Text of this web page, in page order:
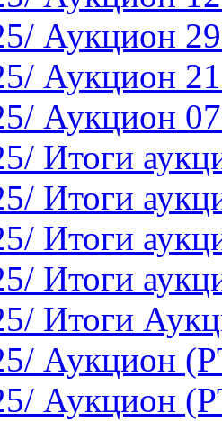
Аукцион
Аукцион
Аукцион
Итоги
Итоги
Итоги
Итоги
Итоги
Аукцион
Аукцион